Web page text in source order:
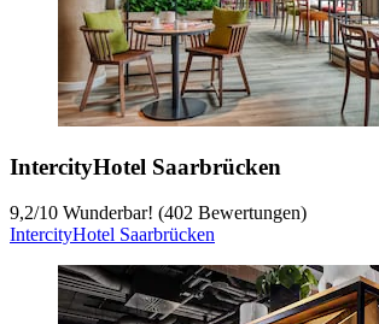
IntercityHotel Saarbrücken
9,2/10 Wunderbar! (402 Bewertungen)
IntercityHotel Saarbrücken